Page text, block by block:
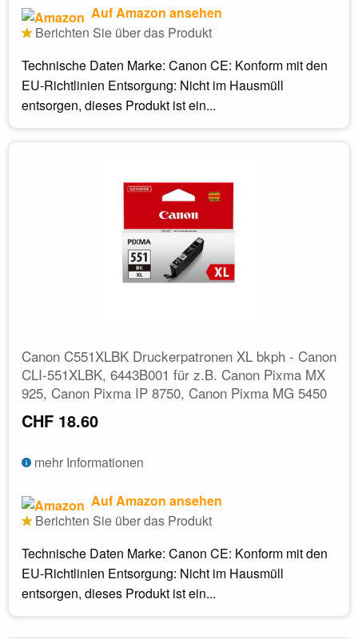
Auf Amazon ansehen
Berichten Sie über das Produkt
Technische Daten Marke: Canon CE: Konform mit den
EU-Richtlinien Entsorgung: Nicht im Hausmüll
entsorgen, dieses Produkt ist ein...
Canon C551XLBK Druckerpatronen XL bkph - Canon
CLI-551XLBK, 6443B001 für z.B. Canon Pixma MX
925, Canon Pixma IP 8750, Canon Pixma MG 5450
CHF 18.60
mehr Informationen
Auf Amazon ansehen
Berichten Sie über das Produkt
Technische Daten Marke: Canon CE: Konform mit den
EU-Richtlinien Entsorgung: Nicht im Hausmüll
entsorgen, dieses Produkt ist ein...